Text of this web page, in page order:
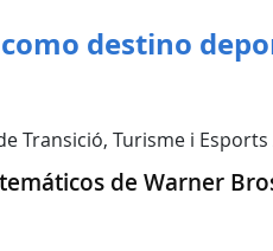
destino
Transició, Turisme i
de Warner